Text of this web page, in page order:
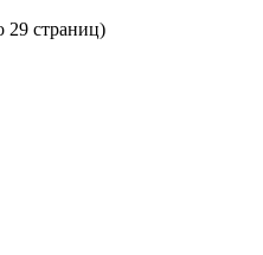
29 страниц)